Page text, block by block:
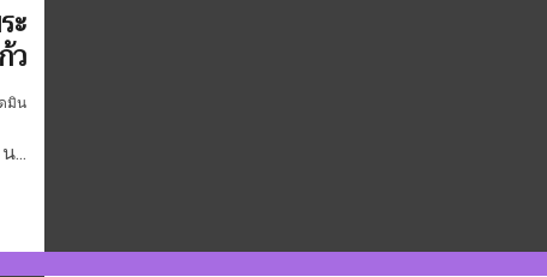
ะ
ว
มิน
...